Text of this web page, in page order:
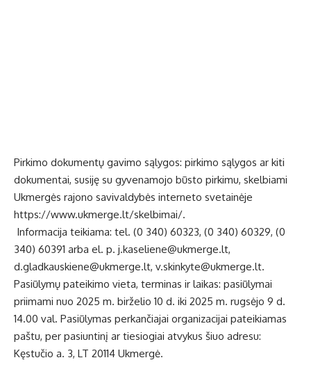
Pirkimo dokumentų gavimo sąlygos: pirkimo sąlygos ar kiti
dokumentai, susiję su gyvenamojo būsto pirkimu, skelbiami
Ukmergės rajono savivaldybės interneto svetainėje
https://www.ukmerge.lt/skelbimai/.
Informacija teikiama: tel. (0 340) 60323, (0 340) 60329, (0
340) 60391 arba el. p. j.kaseliene@ukmerge.lt,
d.gladkauskiene@ukmerge.lt, v.skinkyte@ukmerge.lt.
Pasiūlymų pateikimo vieta, terminas ir laikas: pasiūlymai
priimami nuo 2025 m. birželio 10 d. iki 2025 m. rugsėjo 9 d.
14.00 val. Pasiūlymas perkančiajai organizacijai pateikiamas
paštu, per pasiuntinį ar tiesiogiai atvykus šiuo adresu:
Kęstučio a. 3, LT 20114 Ukmergė.